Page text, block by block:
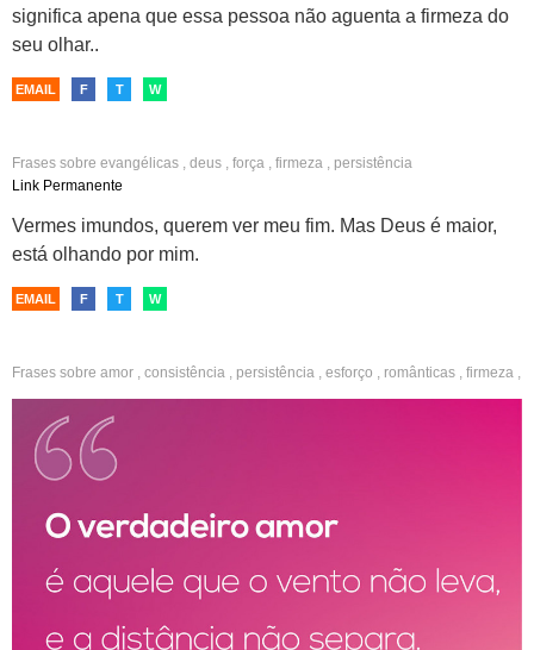
significa apena que essa pessoa não aguenta a firmeza do
seu olhar..
EMAIL F T W
Frases sobre evangélicas , deus , força , firmeza , persistência
Link Permanente
Vermes imundos, querem ver meu fim. Mas Deus é maior,
está olhando por mim.
EMAIL F T W
Frases sobre amor , consistência , persistência , esforço , românticas , firmeza ,